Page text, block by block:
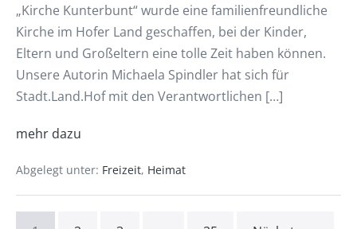
„Kirche Kunterbunt“ wurde eine familienfreundliche
Kirche im Hofer Land geschaffen, bei der Kinder,
Eltern und Großeltern eine tolle Zeit haben können.
Unsere Autorin Michaela Spindler hat sich für
Stadt.Land.Hof mit den Verantwortlichen […]
mehr dazu
Abgelegt unter: Freizeit, Heimat